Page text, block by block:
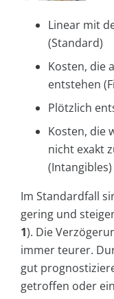
Linear mit
(Standard)
Kosten, die
entstehen
Plötzlich
Kosten, die
nicht exakt
(Intangibles)
Im Standardfall
gering und
1). Die
immer teurer.
gut
getroffen oder